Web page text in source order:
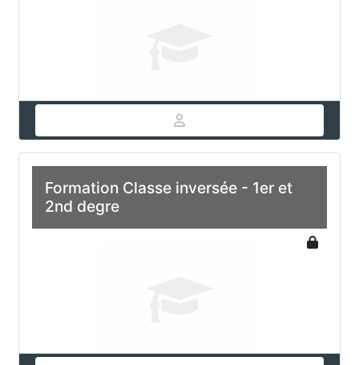
Formation Classe inversée - 1er et
2nd degre